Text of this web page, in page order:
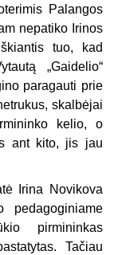
Palangos
nepatiko Irinos
tuo, kad
„Gaidelio“
paragauti prie
skalbėjai
kelio, o
ant kito, jis jau
Irina Novikova
pedagoginiame
pirmininkas
Tačiau